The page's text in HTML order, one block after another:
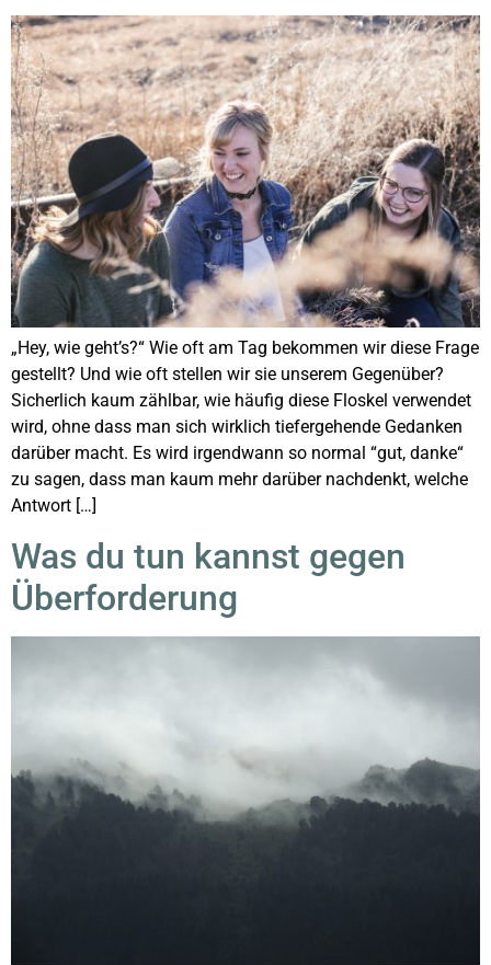
„Hey, wie geht’s?“ Wie oft am Tag bekommen wir diese Frage
gestellt? Und wie oft stellen wir sie unserem Gegenüber?
Sicherlich kaum zählbar, wie häufig diese Floskel verwendet
wird, ohne dass man sich wirklich tiefergehende Gedanken
darüber macht. Es wird irgendwann so normal “gut, danke“
zu sagen, dass man kaum mehr darüber nachdenkt, welche
Antwort […]
Was du tun kannst gegen
Überforderung